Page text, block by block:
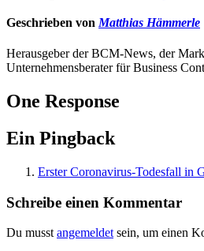
Geschrieben von Matthias Hämmerle
Herausgeber der BCM-News, der
Unternehmensberater für Business
One Response
Ein Pingback
Erster Coronavirus-Todesfall in
Schreibe einen Kommentar
Du musst angemeldet sein, um einen